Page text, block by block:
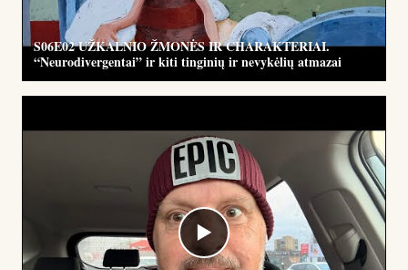
S06E02 UŽKALNIO ŽMONĖS IR CHARAKTERIAI.
“Neurodivergentai” ir kiti tinginių ir nevykėlių atmazai
▶